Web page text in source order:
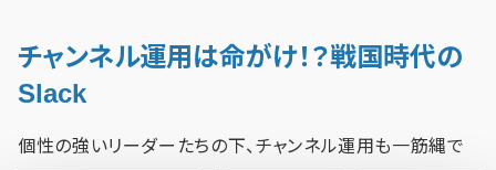
チャンネル運用は命がけ！？戦国時代の
Slack
個性の強いリーダーたちの下、チャンネル運用も一筋縄で